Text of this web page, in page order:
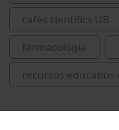
cafès científics UB
farmacologia
recursos educatius